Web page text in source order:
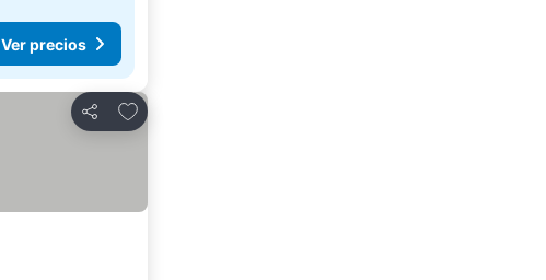
Ver precios
Compartir
Agregar a favoritos